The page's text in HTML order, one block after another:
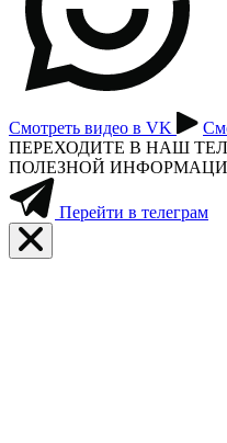
Смотреть видео в VK
ПЕРЕХОДИТЕ В НАШ
ПОЛЕЗНОЙ
Перейти в телеграм